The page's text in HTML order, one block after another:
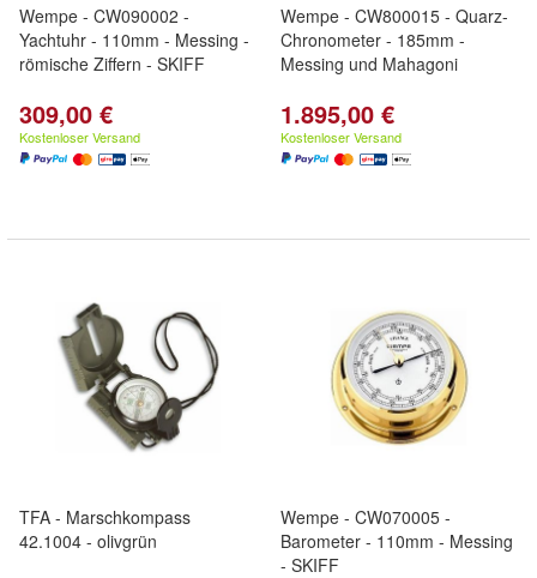
Wempe - CW090002 -
Yachtuhr - 110mm - Messing -
römische Ziffern - SKIFF
309,00 €
Kostenloser Versand
Wempe - CW800015 - Quarz-
Chronometer - 185mm -
Messing und Mahagoni
1.895,00 €
Kostenloser Versand
TFA - Marschkompass
42.1004 - olivgrün
Wempe - CW070005 -
Barometer - 110mm - Messing
- SKIFF